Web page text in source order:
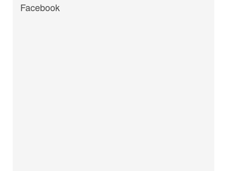
Facebook